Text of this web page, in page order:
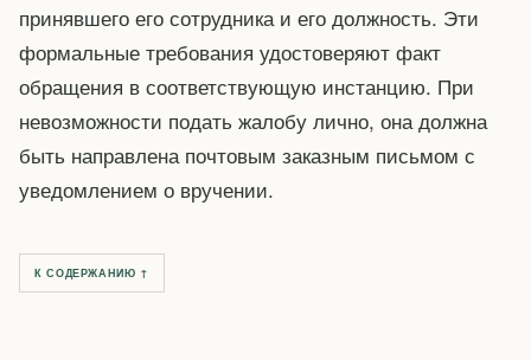
принявшего его сотрудника и его должность. Эти
формальные требования удостоверяют факт
обращения в соответствующую инстанцию. При
невозможности подать жалобу лично, она должна
быть направлена почтовым заказным письмом с
уведомлением о вручении.
К СОДЕРЖАНИЮ ↑